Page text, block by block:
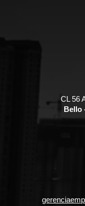
CL 56
Bello